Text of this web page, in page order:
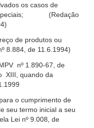
os casos de
especiais; (Redação
de produtos ou
de 11.6.1994)
nº 1.890-67, de
XIII, quando da
o cumprimento de
seu termo inicial a seu
Lei nº 9.008, de